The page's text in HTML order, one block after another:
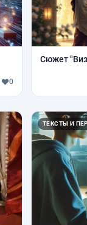
0
Сюжет
ТЕКСТЫ И